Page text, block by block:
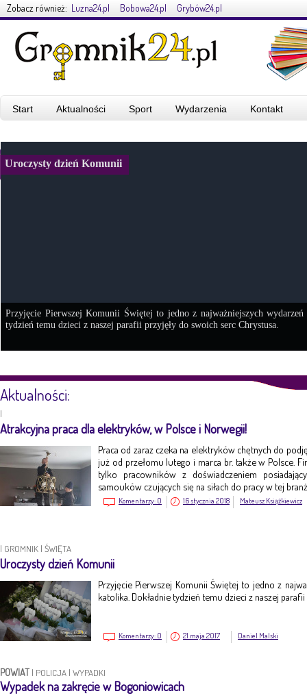
Zobacz również: Luzna24.pl Bobowa24.pl Grybów24.pl
Start Aktualności Sport Wydarzenia Kontakt
Uroczysty dzień Komunii
Przyjęcie Pierwszej Komunii Świętej to jedno z najważniejszych
tydzień temu dzieci z naszej parafii przyjęły do swoich serc Chrystusa.
Aktualności:
|
Atrakcyjna praca dla elektryków, w Polsce i Norwegii!
Praca od zaraz czeka na elektryków chętnych do
już od przełomu lutego i marca br. także w Polsce.
tylko pracowników z doświadczeniem
samouków czujących się na siłach do pracy w tej
Komentarzy: 0 16 stycznia 2018 Mateusz Książkiewicz
| GROMNIK | ŚWIĘTA
Uroczysty dzień Komunii
Przyjęcie Pierwszej Komunii Świętej to jedno z
katolika. Dokładnie tydzień temu dzieci z naszej
Komentarzy: 0 21 maja 2017 Daniel Malski
POWIAT | POLICJA | WYPADKI
Wypadek na zakręcie w Bogoniowicach